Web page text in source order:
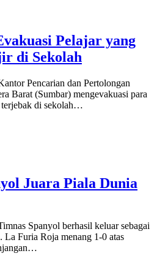
Pelajar yang
di Sekolah
Pencarian dan Pertolongan
Barat (Sumbar) mengevakuasi para
terjebak di sekolah…
Juara Piala Dunia
Spanyol berhasil keluar sebagai
La Furia Roja menang 1-0 atas